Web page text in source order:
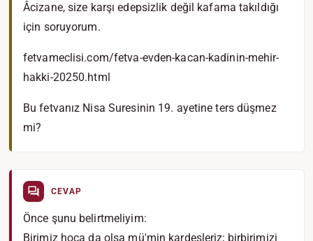
Âcizane, size karşı edepsizlik değil kafama takıldığı
için soruyorum.
fetvameclisi.com/fetva-evden-kacan-kadinin-mehir-
hakki-20250.html
Bu fetvanız Nisa Suresinin 19. ayetine ters düşmez
mi?
CEVAP
Önce şunu belirtmeliyim:
Birimiz hoca da olsa mü'min kardeşleriz; birbirimizi